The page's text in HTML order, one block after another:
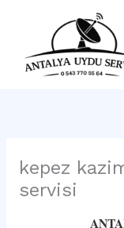
kepez
servisi